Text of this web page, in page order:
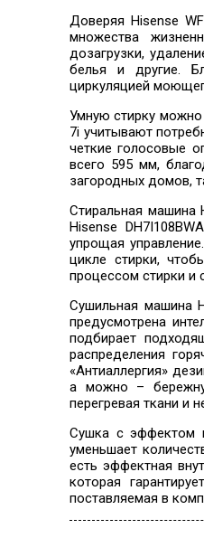
Доверяя Hisense
множества
дозагрузки,
белья и другие.
циркуляцией
Умную стирку можно
7i учитывают
четкие голосовые
всего 595 мм,
загородных домов,
Стиральная машина
Hisense
упрощая
цикле стирки,
процессом стирки и
Сушильная машина
предусмотрена
подбирает
распределения
«Антиаллергия»
а можно –
перегревая ткани и
Сушка с эффектом
уменьшает
есть эффектная
которая
поставляемая в